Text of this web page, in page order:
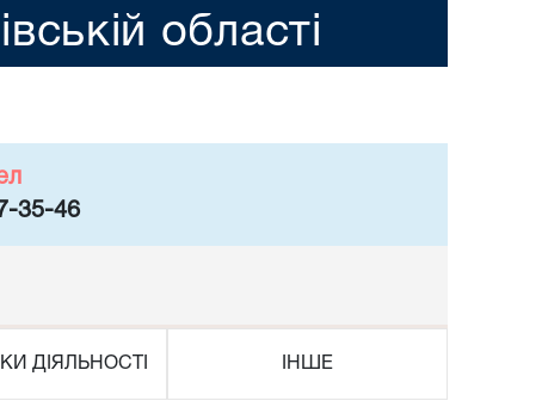
областi
35-46
ДІЯЛЬНОСТІ ІНШЕ